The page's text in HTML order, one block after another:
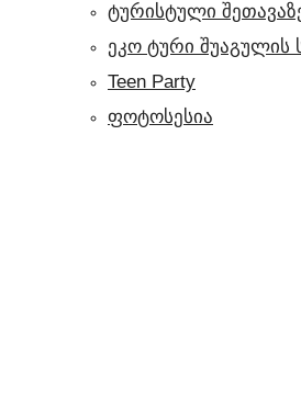
ტურისტული
ეკო ტური შუაგულის
Teen Party
ფოტოსესია